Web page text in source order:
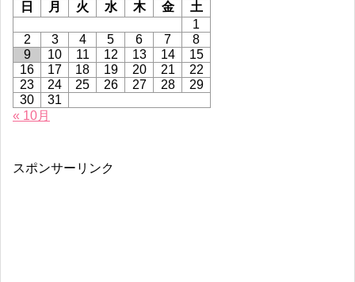
日
月 火 水 木 金
土
1
2
3 4 5 6 7
8
9
10 11 12 13 14
15
16
17 18 19 20 21
22
23
24 25 26 27 28
29
30
31
« 10月
スポンサーリンク